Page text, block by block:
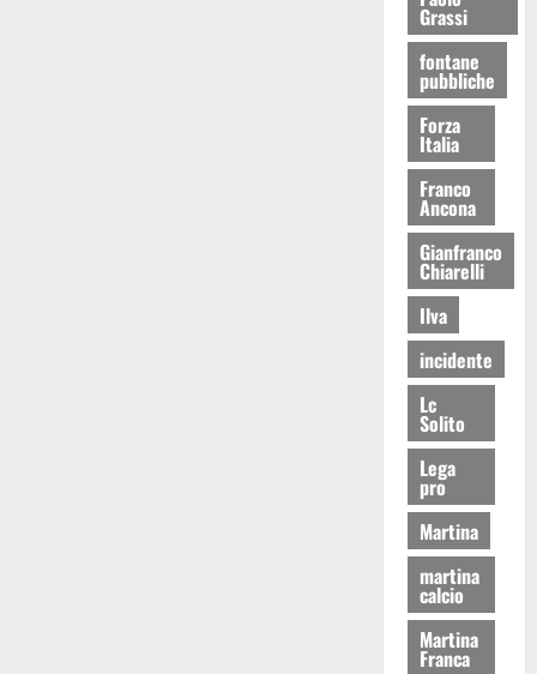
Grassi
fontane
pubbliche
Forza
Italia
Franco
Ancona
Gianfranco
Chiarelli
Ilva
incidente
Lc
Solito
Lega
pro
Martina
martina
calcio
Martina
Franca